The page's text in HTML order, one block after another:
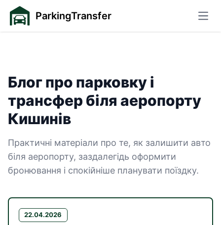
ParkingTransfer
Блог про парковку і
трансфер біля аеропорту
Кишинів— сторінка 9
Практичні матеріали про те, як залишити авто
біля аеропорту, заздалегідь оформити
бронювання і спокійніше планувати поїздку.
22.04.2026